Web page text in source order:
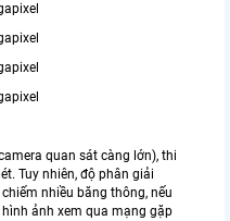
quan sát càng lớn), thi
Tuy nhiên, độ phân giải
nhiều băng thông, nếu
ảnh xem qua mạng gặp